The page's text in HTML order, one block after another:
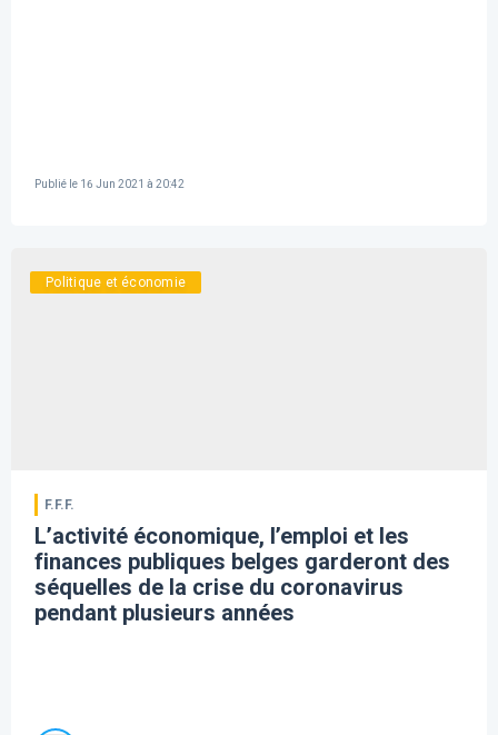
Publié le 16 Jun 2021 à 20:42
Politique et économie
F.F.F.
L’activité économique, l’emploi et les
finances publiques belges garderont des
séquelles de la crise du coronavirus
pendant plusieurs années